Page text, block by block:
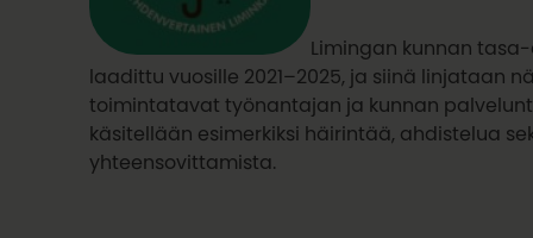
Limingan kunnan
laadittu vuosille 2021–2025, ja siinä linjataan
toimintatavat työnantajan ja kunnan
käsitellään esimerkiksi häirintää, ahdistelua
yhteensovittamista.